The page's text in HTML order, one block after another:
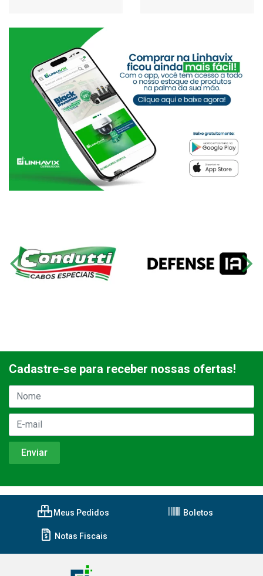
Cadastre-se para receber nossas ofertas!
Meus Pedidos Boletos
Notas Fiscais